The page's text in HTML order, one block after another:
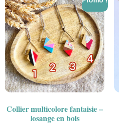
Collier multicolore fantaisie –
losange en bois